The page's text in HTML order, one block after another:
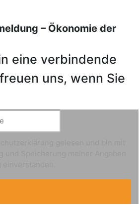
– Ökonomie der
eine verbindende
uns, wenn Sie